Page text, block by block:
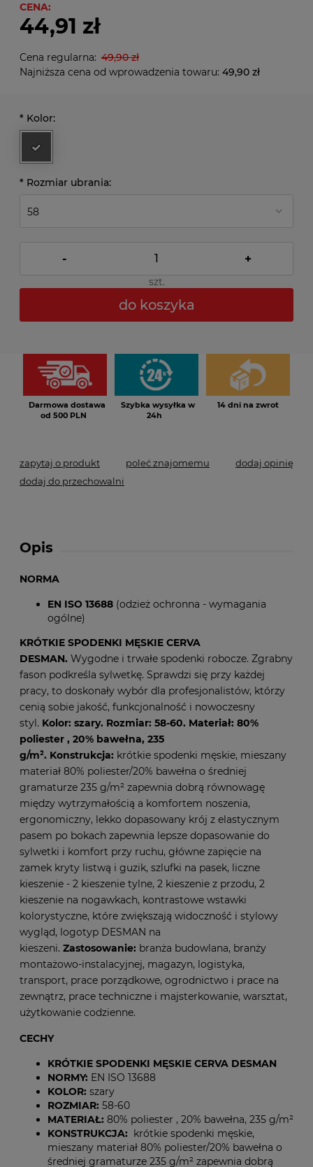
CENA:
44,91 zł
Cena regularna: 49,90 zł
Najniższa cena od wprowadzenia towaru: 49,90 zł
* Kolor:
* Rozmiar ubrania:
- +
szt.
do koszyka
Darmowa dostawa
od 500 PLN
Szybka wysyłka w
24h
14 dni na zwrot
zapytaj o produkt poleć znajomemu
dodaj opinię
dodaj do przechowalni
Opis
NORMA
EN ISO 13688 (odzież ochronna - wymagania
ogólne)
KRÓTKIE SPODENKI MĘSKIE CERVA
DESMAN. Wygodne i trwałe spodenki robocze. Zgrabny
fason podkreśla sylwetkę. Sprawdzi się przy każdej
pracy, to doskonały wybór dla profesjonalistów, którzy
cenią sobie jakość, funkcjonalność i nowoczesny
styl. Kolor: szary. Rozmiar: 58-60. Materiał: 80%
poliester , 20% bawełna, 235
g/m². Konstrukcja: krótkie spodenki męskie, mieszany
materiał 80% poliester/20% bawełna o średniej
gramaturze 235 g/m² zapewnia dobrą równowagę
między wytrzymałością a komfortem noszenia,
ergonomiczny, lekko dopasowany krój z elastycznym
pasem po bokach zapewnia lepsze dopasowanie do
sylwetki i komfort przy ruchu, główne zapięcie na
zamek kryty listwą i guzik, szlufki na pasek, liczne
kieszenie - 2 kieszenie tylne, 2 kieszenie z przodu, 2
kieszenie na nogawkach, kontrastowe wstawki
kolorystyczne, które zwiększają widoczność i stylowy
wygląd, logotyp DESMAN na
kieszeni. Zastosowanie: branża budowlana, branży
montażowo-instalacyjnej, magazyn, logistyka,
transport, prace porządkowe, ogrodnictwo i prace na
zewnątrz, prace techniczne i majsterkowanie, warsztat,
użytkowanie codzienne.
CECHY
KRÓTKIE SPODENKI MĘSKIE CERVA DESMAN
NORMY: EN ISO 13688
KOLOR: szary
ROZMIAR: 58-60
MATERIAŁ: 80% poliester , 20% bawełna, 235 g/m²
KONSTRUKCJA: krótkie spodenki męskie,
mieszany materiał 80% poliester/20% bawełna o
średniej gramaturze 235 g/m² zapewnia dobrą